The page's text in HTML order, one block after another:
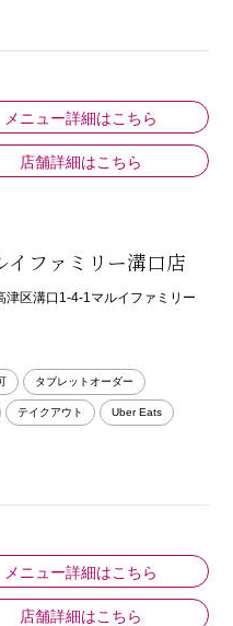
メニュー詳細はこちら
店舗詳細はこちら
イファミリー溝口店
区溝口1-4-1マルイファミリー
タブレットオーダー
テイクアウト Uber Eats
メニュー詳細はこちら
店舗詳細はこちら